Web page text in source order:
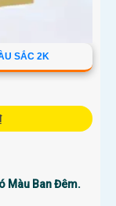
SẮC 2K
Màu Ban Đêm.